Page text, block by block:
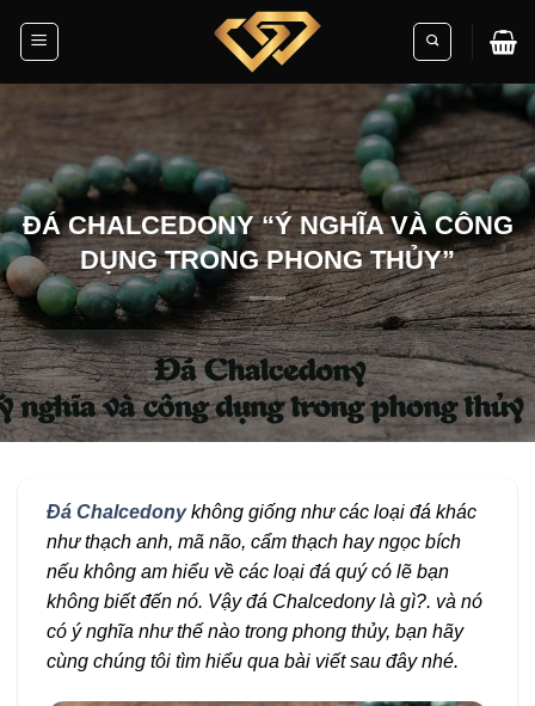
ĐÁ CHALCEDONY “Ý NGHĨA VÀ CÔNG
DỤNG TRONG PHONG THỦY”
Đá Chalcedonykhông giống như các loại đá khác
như thạch anh, mã não, cẩm thạch hay ngọc bích
nếu không am hiểu về các loại đá quý có lẽ bạn
không biết đến nó. Vậy đá Chalcedony là gì?. và nó
có ý nghĩa như thế nào trong phong thủy, bạn hãy
cùng chúng tôi tìm hiểu qua bài viết sau đây nhé.